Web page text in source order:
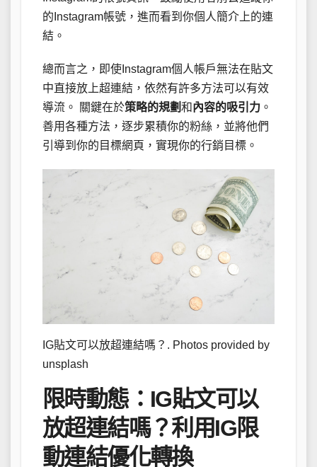
的Instagram帳號，進而看到你個人簡介上的連
結。
總而言之，即使Instagram個人帳戶無法在貼文
中直接放上超連結，依然有許多方法可以有效
導流。 關鍵在於策略的規劃和 內容的吸引力 。
善用各種方法，逐步累積你的粉絲，並將他們
引導到你的目標網頁，實現你的行銷目標。
IG貼文可以放超連結嗎？. Photos provided by
unsplash
限時動態：IG貼文可以
放超連結嗎？利用IG限
動連結優化轉換